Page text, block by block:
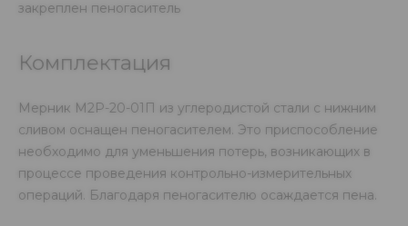
закреплен пеногаситель
Комплектация
Мерник М2Р-20-01П из углеродистой стали с нижним
сливом оснащен пеногасителем. Это приспособление
необходимо для уменьшения потерь, возникающих в
процессе проведения контрольно-измерительных
операций. Благодаря пеногасителю осаждается пена.